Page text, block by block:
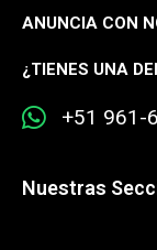
ANUNCIA CON
¿TIENES UNA
+51 961-
Nuestras